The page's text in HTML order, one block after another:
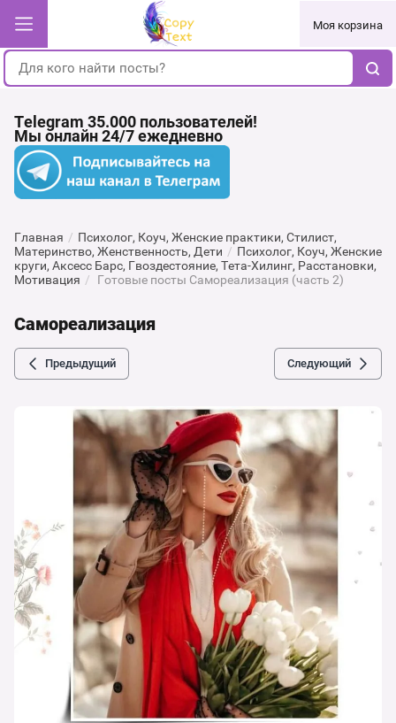
Моя корзина
Telegram 35.000 пользователей!
Мы онлайн 24/7 ежедневно
Главная / Психолог, Коуч, Женские практики, Стилист,
Материнство, Женственность, Дети / Психолог, Коуч, Женские
круги, Аксесс Барс, Гвоздестояние, Тета-Хилинг, Расстановки,
Мотивация / Готовые посты Самореализация (часть 2)
Cамореализация
Предыдущий Следующий